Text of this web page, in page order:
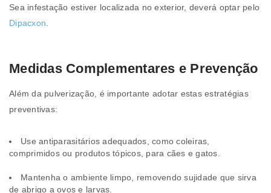
Sea infestação estiver localizada no exterior, deverá optar pelo
Dipacxon
Medidas Complementares e Prevenção
Além da pulverização, é importante adotar estas estratégias
preventivas:
Use antiparasitários adequados, como coleiras,
comprimidos ou produtos tópicos, para cães e gatos.
Mantenha o ambiente limpo, removendo sujidade que sirva
de abrigo a ovos e larvas.